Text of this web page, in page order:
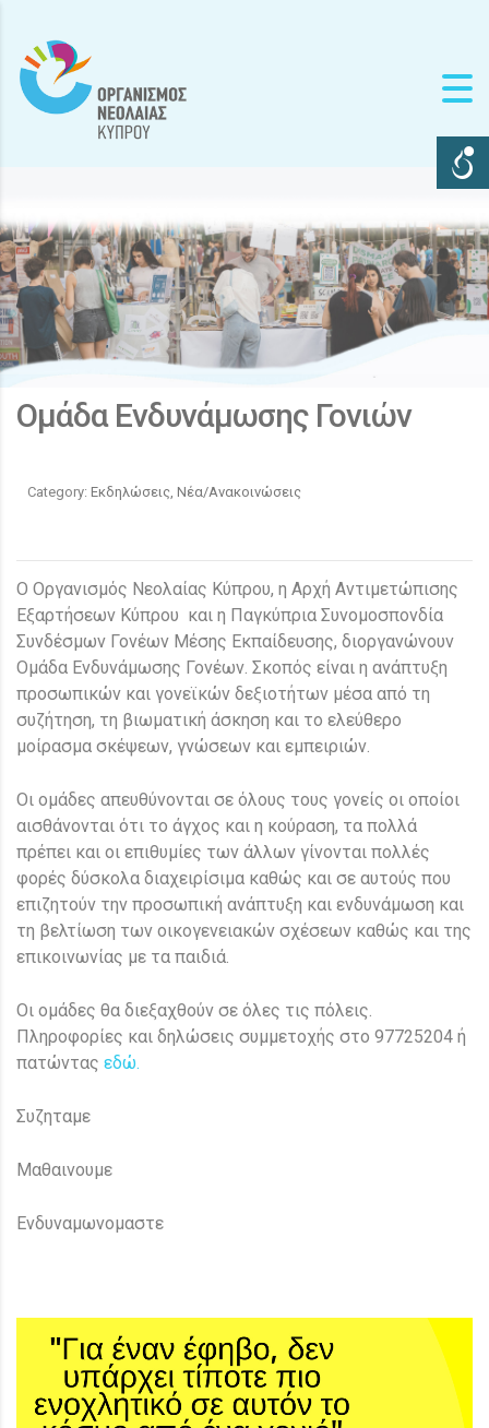
Ομάδα Ενδυνάμωσης Γονιών
Category: Εκδηλώσεις, Νέα/Ανακοινώσεις
Ο Οργανισμός Νεολαίας Κύπρου, η Αρχή Αντιμετώπισης
Εξαρτήσεων Κύπρου και η Παγκύπρια Συνομοσπονδία
Συνδέσμων Γονέων Μέσης Εκπαίδευσης, διοργανώνουν
Ομάδα Ενδυνάμωσης Γονέων. Σκοπός είναι η ανάπτυξη
προσωπικών και γονεϊκών δεξιοτήτων μέσα από τη
συζήτηση, τη βιωματική άσκηση και το ελεύθερο
μοίρασμα σκέψεων, γνώσεων και εμπειριών.
Οι ομάδες απευθύνονται σε όλους τους γονείς οι οποίοι
αισθάνονται ότι το άγχος και η κούραση, τα πολλά
πρέπει και οι επιθυμίες των άλλων γίνονται πολλές
φορές δύσκολα διαχειρίσιμα καθώς και σε αυτούς που
επιζητούν την προσωπική ανάπτυξη και ενδυνάμωση και
τη βελτίωση των οικογενειακών σχέσεων καθώς και της
επικοινωνίας με τα παιδιά.
Οι ομάδες θα διεξαχθούν σε όλες τις πόλεις.
Πληροφορίες και δηλώσεις συμμετοχής στο 97725204 ή
πατώντας εδώ.
Συζηταμε
Μαθαινουμε
Ενδυναμωνομαστε